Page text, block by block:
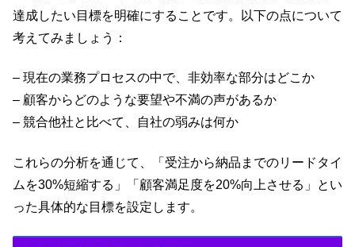
達成したい目標を明確にすることです。以下の点について
考えてみましょう：
– 現在の業務プロセスの中で、非効率な部分はどこか
– 顧客からどのような要望や不満の声があるか
– 競合他社と比べて、自社の弱みは何か
これらの分析を通じて、「受注から納品までのリードタイ
ムを30%短縮する」「顧客満足度を20%向上させる」とい
った具体的な目標を設定します。